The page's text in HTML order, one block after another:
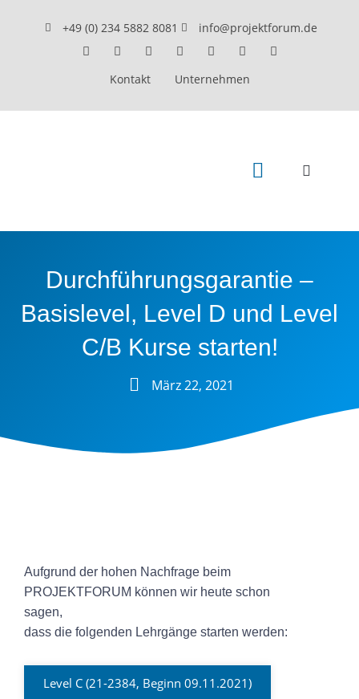
+49 (0) 234 5882 8081 info@projektforum.de
Kontakt Unternehmen
Durchführungsgarantie –
Basislevel, Level D und Level
C/B Kurse starten!
März 22, 2021
Aufgrund der hohen Nachfrage beim
PROJEKTFORUM können wir heute schon
sagen,
dass die folgenden Lehrgänge starten werden:
Level C (21-2384, Beginn 09.11.2021)